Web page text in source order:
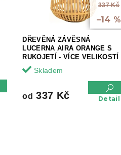
337 Kč
–14 %
DŘEVĚNÁ ZÁVĚSNÁ
LUCERNA AIRA ORANGE S
RUKOJETÍ - VÍCE VELIKOSTÍ
Skladem
od 337 Kč Detail